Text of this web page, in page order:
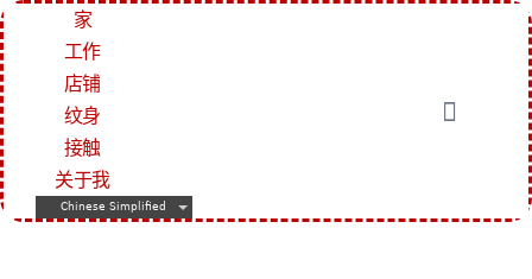
家
工作
店铺
纹身
接触
关于我
Chinese Simplified